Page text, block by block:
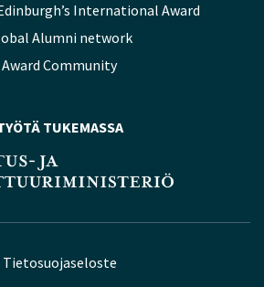
International Award
Alumni network
Award Community
TUKEMASSA
Tietosuojaseloste